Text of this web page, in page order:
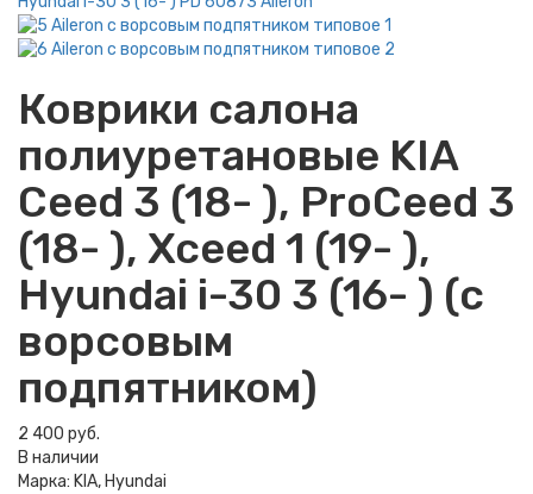
Коврики салона
полиуретановые KIA
Ceed 3 (18- ), ProCeed 3
(18- ), Xceed 1 (19- ),
Hyundai i-30 3 (16- ) (с
ворсовым
подпятником)
2 400 руб.
В наличии
Марка: KIA, Hyundai